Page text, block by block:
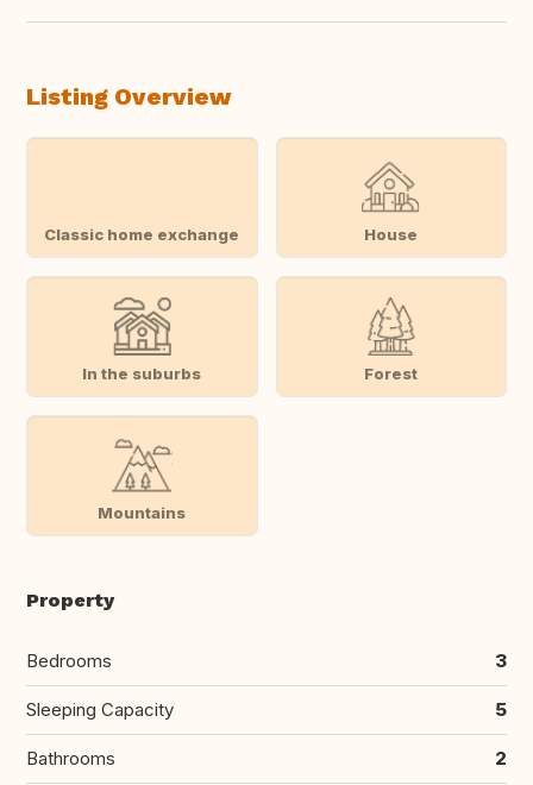
Listing Overview
Classic home exchange House
In the suburbs Forest
Mountains
Property
Bedrooms 3
Sleeping Capacity 5
Bathrooms 2